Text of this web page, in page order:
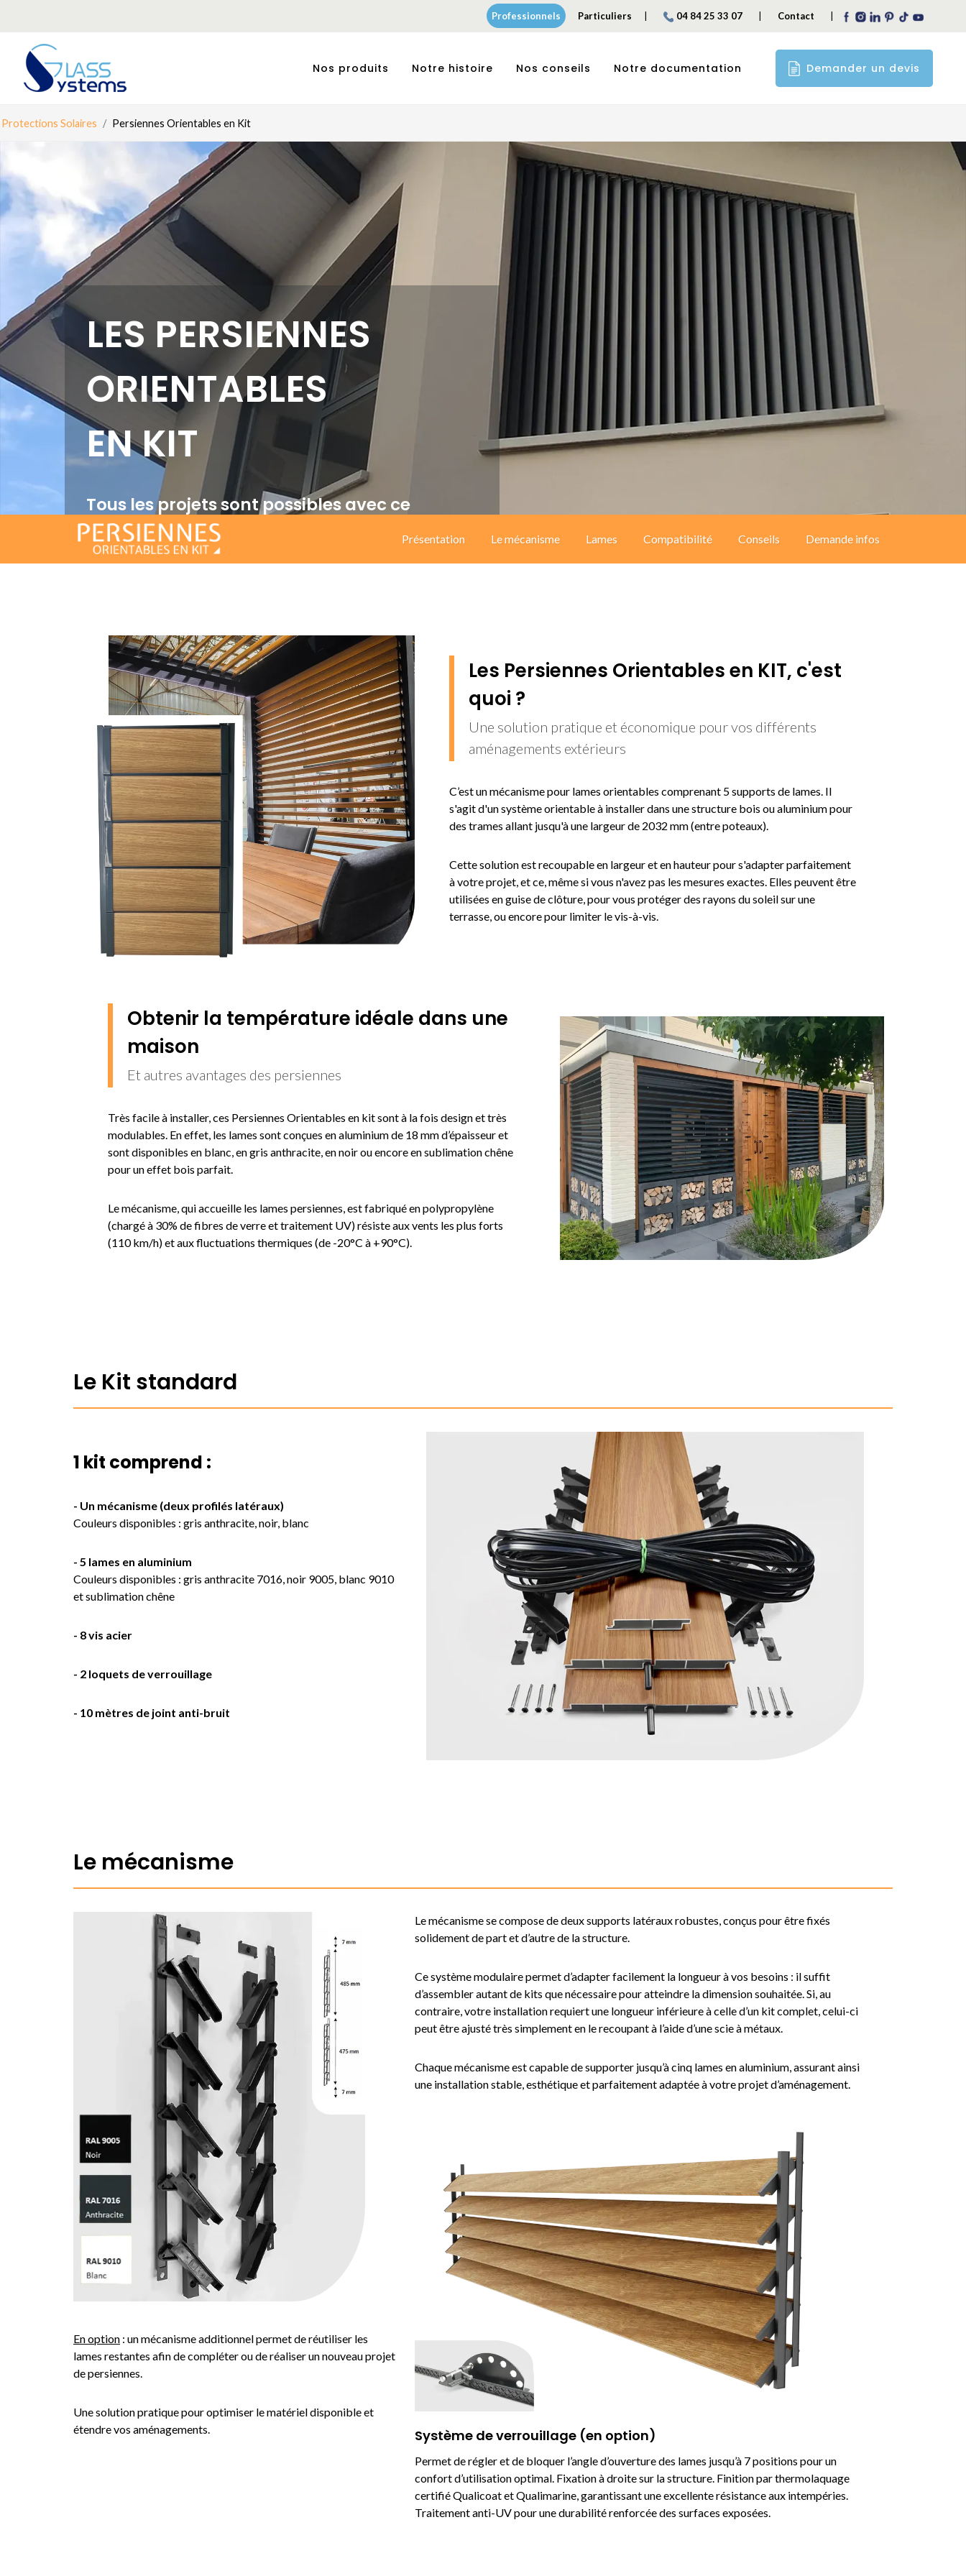
Professionnels Particuliers | 04 84 25 33 07 | Contact |
Nos produits Notre histoire Nos conseils Notre documentation Demander un devis
Protections Solaires Persiennes Orientables en Kit
LES PERSIENNES
ORIENTABLES
EN KIT
Tous les projets sont possibles avec ce
mécanisme pour lames orientables en KitPrésentation Le mécanisme Lames Compatibilité Conseils Demande infos
Les Persiennes Orientables en KIT, c'est
quoi ?
Une solution pratique et économique pour vos différents
aménagements extérieurs
C’est un mécanisme pour lames orientables comprenant 5 supports de lames. Il
s'agit d'un système orientable à installer dans une structure bois ou aluminium pour
des trames allant jusqu'à une largeur de 2032 mm (entre poteaux).
Cette solution est recoupable en largeur et en hauteur pour s'adapter parfaitement
à votre projet, et ce, même si vous n'avez pas les mesures exactes. Elles peuvent être
utilisées en guise de clôture, pour vous protéger des rayons du soleil sur une
terrasse, ou encore pour limiter le vis-à-vis.
Obtenir la température idéale dans une
maison
Et autres avantages des persiennes
Très facile à installer, ces Persiennes Orientables en kit sont à la fois design et très
modulables. En effet, les lames sont conçues en aluminium de 18 mm d’épaisseur et
sont disponibles en blanc, en gris anthracite, en noir ou encore en sublimation chêne
pour un effet bois parfait.
Le mécanisme, qui accueille les lames persiennes, est fabriqué en polypropylène
(chargé à 30% de fibres de verre et traitement UV) résiste aux vents les plus forts
(110 km/h) et aux fluctuations thermiques (de -20°C à +90°C).
Le Kit standard
1 kit comprend :
- Un mécanisme (deux profilés latéraux)
Couleurs disponibles : gris anthracite, noir, blanc
- 5 lames en aluminium
Couleurs disponibles : gris anthracite 7016, noir 9005, blanc 9010
et sublimation chêne
- 8 vis acier
- 2 loquets de verrouillage
- 10 mètres de joint anti-bruit
Le mécanisme
En option : un mécanisme additionnel permet de réutiliser les
lames restantes afin de compléter ou de réaliser un nouveau projet
de persiennes.
Une solution pratique pour optimiser le matériel disponible et
étendre vos aménagements.
Le mécanisme se compose de deux supports latéraux robustes, conçus pour être fixés
solidement de part et d’autre de la structure.
Ce système modulaire permet d’adapter facilement la longueur à vos besoins : il suffit
d’assembler autant de kits que nécessaire pour atteindre la dimension souhaitée. Si, au
contraire, votre installation requiert une longueur inférieure à celle d’un kit complet, celui-ci
peut être ajusté très simplement en le recoupant à l’aide d’une scie à métaux.
Chaque mécanisme est capable de supporter jusqu’à cinq lames en aluminium, assurant ainsi
une installation stable, esthétique et parfaitement adaptée à votre projet d’aménagement.
Système de verrouillage (en option)
Permet de régler et de bloquer l’angle d’ouverture des lames jusqu’à 7 positions pour un
confort d’utilisation optimal. Fixation à droite sur la structure. Finition par thermolaquage
certifié Qualicoat et Qualimarine, garantissant une excellente résistance aux intempéries.
Traitement anti-UV pour une durabilité renforcée des surfaces exposées.